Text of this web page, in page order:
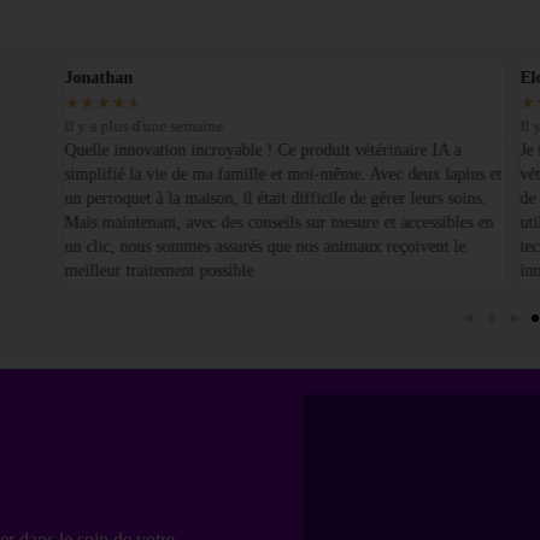
Jonathan
★ ★ ★ ★ ★
Il y a plus d'une semaine
Quelle innovation incroyable ! Ce produit vétérinaire IA a
simplifié la vie de ma famille et moi-même. Avec deux lapins et
un perroquet à la maison, il était difficile de gérer leurs soins.
Mais maintenant, avec des conseils sur mesure et accessibles en
un clic, nous sommes assurés que nos animaux reçoivent le
meilleur traitement possible
★
Il